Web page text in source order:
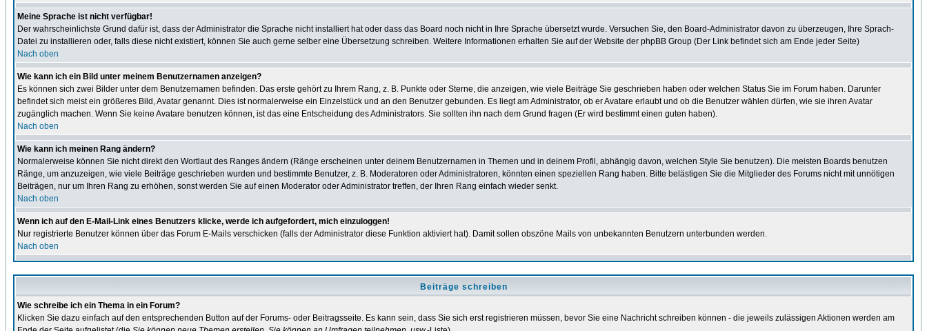
Meine Sprache ist nicht verfügbar!
Der wahrscheinlichste Grund dafür ist, dass der Administrator die Sprache nicht installiert hat oder dass das Board noch nicht in Ihre Sprache übersetzt wurde. Versuchen Sie, den Board-Administrator davon zu überzeugen, Ihre Sprach-
Datei zu installieren oder, falls diese nicht existiert, können Sie auch gerne selber eine Übersetzung schreiben. Weitere Informationen erhalten Sie auf der Website der phpBB Group (Der Link befindet sich am Ende jeder Seite)
Nach oben
Wie kann ich ein Bild unter meinem Benutzernamen anzeigen?
Es können sich zwei Bilder unter dem Benutzernamen befinden. Das erste gehört zu Ihrem Rang, z. B. Punkte oder Sterne, die anzeigen, wie viele Beiträge Sie geschrieben haben oder welchen Status Sie im Forum haben. Darunter
befindet sich meist ein größeres Bild, Avatar genannt. Dies ist normalerweise ein Einzelstück und an den Benutzer gebunden. Es liegt am Administrator, ob er Avatare erlaubt und ob die Benutzer wählen dürfen, wie sie ihren Avatar
zugänglich machen. Wenn Sie keine Avatare benutzen können, ist das eine Entscheidung des Administrators. Sie sollten ihn nach dem Grund fragen (Er wird bestimmt einen guten haben).
Nach oben
Wie kann ich meinen Rang ändern?
Normalerweise können Sie nicht direkt den Wortlaut des Ranges ändern (Ränge erscheinen unter deinem Benutzernamen in Themen und in deinem Profil, abhängig davon, welchen Style Sie benutzen). Die meisten Boards benutzen
Ränge, um anzuzeigen, wie viele Beiträge geschrieben wurden und bestimmte Benutzer, z. B. Moderatoren oder Administratoren, könnten einen speziellen Rang haben. Bitte belästigen Sie die Mitglieder des Forums nicht mit unnötigen
Beiträgen, nur um Ihren Rang zu erhöhen, sonst werden Sie auf einen Moderator oder Administrator treffen, der Ihren Rang einfach wieder senkt.
Nach oben
Wenn ich auf den E-Mail-Link eines Benutzers klicke, werde ich aufgefordert, mich einzuloggen!
Nur registrierte Benutzer können über das Forum E-Mails verschicken (falls der Administrator diese Funktion aktiviert hat). Damit sollen obszöne Mails von unbekannten Benutzern unterbunden werden.
Nach oben
Beiträge schreiben
Wie schreibe ich ein Thema in ein Forum?
Klicken Sie dazu einfach auf den entsprechenden Button auf der Forums- oder Beitragsseite. Es kann sein, dass Sie sich erst registrieren müssen, bevor Sie eine Nachricht schreiben können - die jeweils zulässigen Aktionen werden am